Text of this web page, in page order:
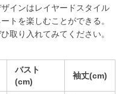
インはレイヤードスタイル
トを楽しむことができる。
取り入れてみてください。
バスト
(cm)
袖丈(cm)